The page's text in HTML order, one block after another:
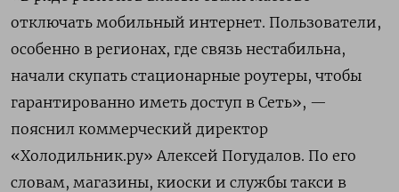
отключать мобильный интернет. Пользователи,
особенно в регионах, где связь нестабильна,
начали скупать стационарные роутеры, чтобы
гарантированно иметь доступ в Сеть», —
пояснил коммерческий директор
«Холодильник.ру» Алексей Погудалов. По его
словам, магазины, киоски и службы такси в